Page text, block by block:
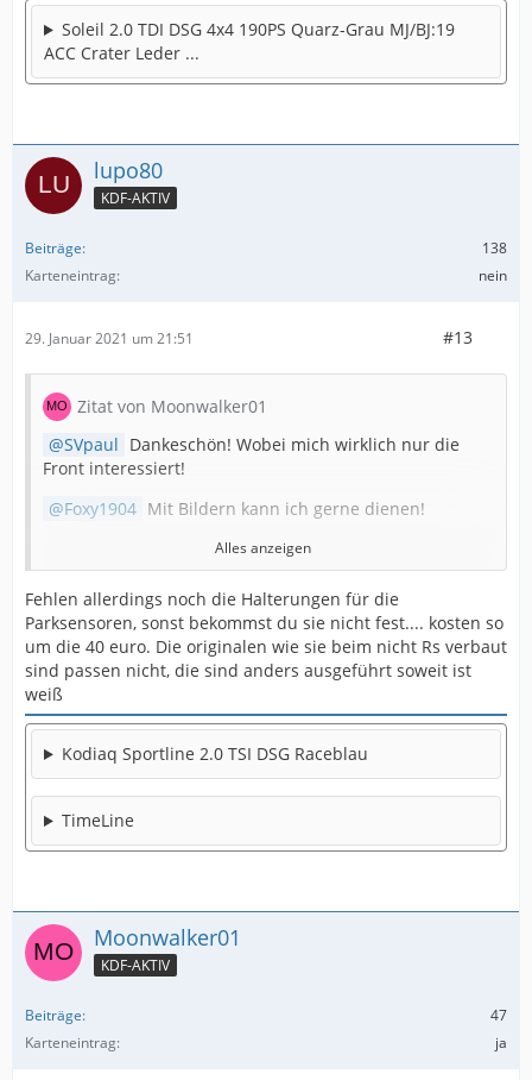
Soleil 2.0 TDI DSG 4x4 190PS Quarz-Grau MJ/BJ:19
ACC Crater Leder ...
lupo80
KDF-AKTIV
Beiträge
138
Karteneintrag
nein
29. Januar 2021 um 21:51 #13
Zitat von Moonwalker01
SVpaul Dankeschön! Wobei mich wirklich nur die
Front interessiert!
Foxy1904 Mit Bildern kann ich gerne dienen!
das Paket ist gestern schon angekommen.
Es waren insgesamt 5 Teile drin. Das linke und rechte
Kühlergitter, die linke und rechte Spange, sowie die
Abdeckung für den Abschlepphaken.
Ich hab jetzt jeweils nur eine Seite fotografiert.
Leider muss ich noch ein paar Tage auf mein Auto
warten. Die Produktion ist in KW 6.
keine Berechtigung haben, diesen Inhalt zu sehen.
Alles anzeigen
Fehlen allerdings noch die Halterungen für die
Parksensoren, sonst bekommst du sie nicht fest.... kosten so
um die 40 euro. Die originalen wie sie beim nicht Rs verbaut
sind passen nicht, die sind anders ausgeführt soweit ist
weiß
Kodiaq Sportline 2.0 TSI DSG Raceblau
TimeLine
Moonwalker01
KDF-AKTIV
Beiträge
47
Karteneintrag
ja